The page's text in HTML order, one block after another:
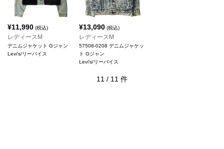
¥11,990 (税込)
レディースM
デニムジャケット Gジャン
Levi's/リーバイス
¥13,090(税込)
レディースM
57508-0208 デニムジャケッ
ト Gジャン
Levi's/リーバイス
11 / 11 件